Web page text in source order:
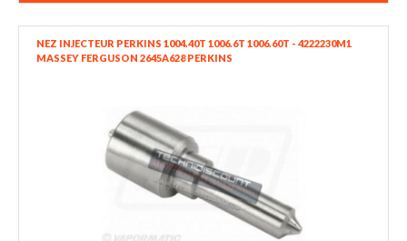
NEZ INJECTEUR PERKINS 1004.40T 1006.6T 1006.60T - 4222230M1
MASSEY FERGUSON 2645A628 PERKINS